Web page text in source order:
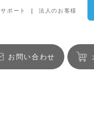
サポート 法人のお客様
お問い合わせ